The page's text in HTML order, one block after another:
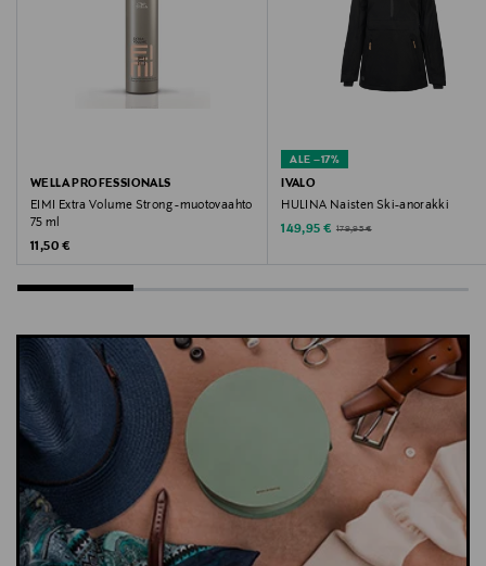
WELLA PROFESSIONALS
EIMI Extra Volume Strong -muotovaahto
75 ml
Original Price
11,50 €
ALE –17%
IVALO
HULINA Naisten Ski-anorakki
Discounted Price
149,95 € Original Price
179,95 €